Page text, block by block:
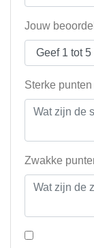
Jouw
Sterke
Zwakke